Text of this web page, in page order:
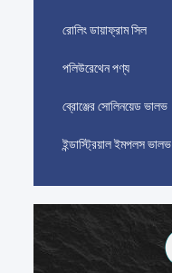
রোলিং ডায়াফ্রাম সিল
পলিউরেথেন পণ্য
ব্রোঞ্জের সোলিনয়েড ভালভ
ইন্ডাস্ট্রিয়াল ইমপলস ভালভ